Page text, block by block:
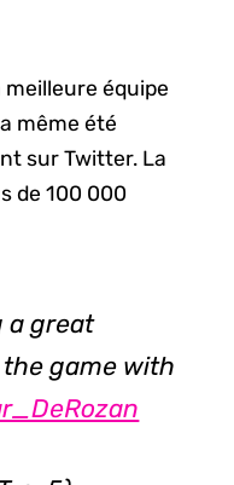
meilleure équipe
même été
sur Twitter. La
de 100 000
a great
game with